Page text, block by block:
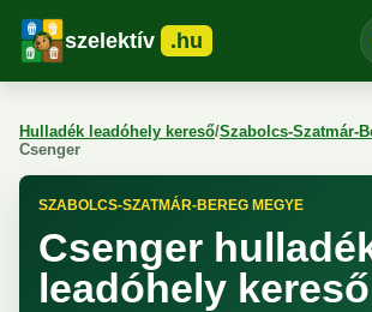
szelektív .hu
Hulladék leadóhely kereső/Szabolcs-Szatmár-
Csenger
SZABOLCS-SZATMÁR-BEREG MEGYE
Csenger
leadóhely kereső